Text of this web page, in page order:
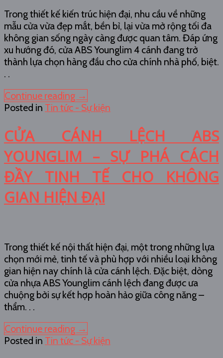
Trong thiết kế kiến trúc hiện đại, nhu cầu về những
mẫu cửa vừa đẹp mắt, bền bỉ, lại vừa mở rộng tối đa
không gian sống ngày càng được quan tâm. Đáp ứng
xu hướng đó, cửa ABS Younglim 4 cánh đang trở
thành lựa chọn hàng đầu cho cửa chính nhà phố, biệt.
. .
Continue reading →
Posted in Tin tức - Sự kiện
CỬA CÁNH LỆCH ABS
YOUNGLIM – SỰ PHÁ CÁCH
ĐẦY TINH TẾ CHO KHÔNG
GIAN HIỆN ĐẠI
Trong thiết kế nội thất hiện đại, một trong những lựa
chọn mới mẻ, tinh tế và phù hợp với nhiều loại không
gian hiện nay chính là cửa cánh lệch. Đặc biệt, dòng
cửa nhựa ABS Younglim cánh lệch đang được ưa
chuộng bởi sự kết hợp hoàn hảo giữa công năng –
thẩm. . .
Continue reading →
Posted in Tin tức - Sự kiện